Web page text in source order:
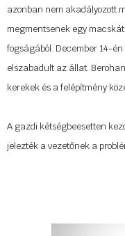
azonban nem akadályozott
megmentsenek egy
fogságából. December 14-
elszabadult az állat.
kerekek és a felépítmény
A gazdi kétségbeesetten
jelezték a vezetőnek a
Összesen hat-hét villamos